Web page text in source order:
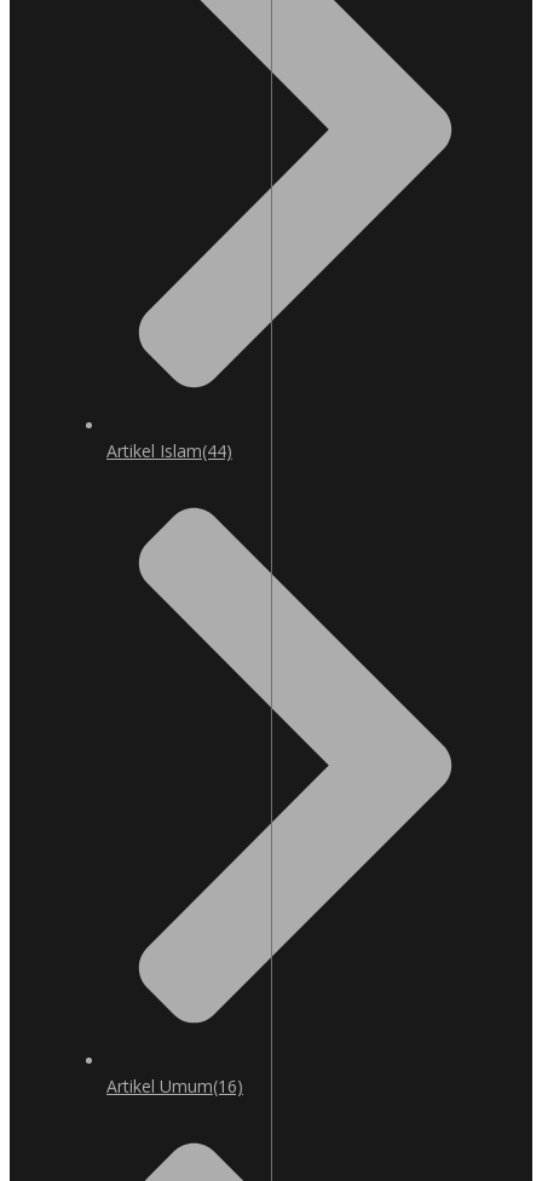
Artikel Islam(44)
Artikel Umum(16)